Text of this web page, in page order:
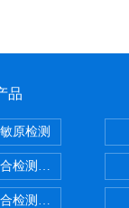
品
原检测
检测试剂盒
检测试剂盒